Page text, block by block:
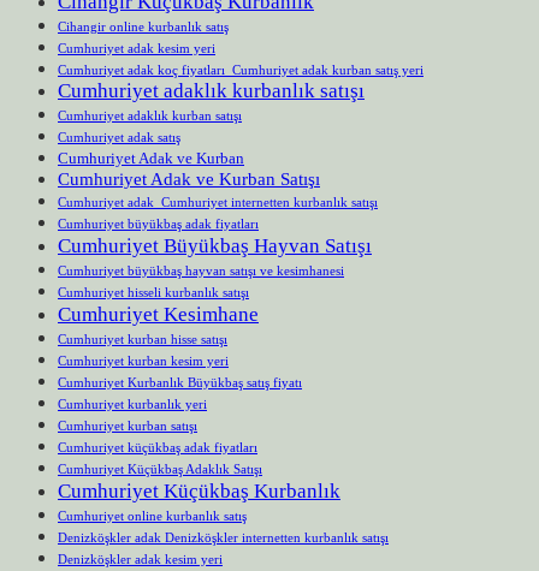
Cihangir online kurbanlık satış
Cumhuriyet adak kesim yeri
Cumhuriyet adak koç fiyatları Cumhuriyet adak kurban satış yeri
Cumhuriyet adaklık kurbanlık satışı
Cumhuriyet adaklık kurban satışı
Cumhuriyet adak satış
Cumhuriyet Adak ve Kurban
Cumhuriyet Adak ve Kurban Satışı
Cumhuriyet adak Cumhuriyet internetten kurbanlık satışı
Cumhuriyet büyükbaş adak fiyatları
Cumhuriyet Büyükbaş Hayvan Satışı
Cumhuriyet büyükbaş hayvan satışı ve kesimhanesi
Cumhuriyet hisseli kurbanlık satışı
Cumhuriyet Kesimhane
Cumhuriyet kurban hisse satışı
Cumhuriyet kurban kesim yeri
Cumhuriyet Kurbanlık Büyükbaş satış fiyatı
Cumhuriyet kurbanlık yeri
Cumhuriyet kurban satışı
Cumhuriyet küçükbaş adak fiyatları
Cumhuriyet Küçükbaş Adaklık Satışı
Cumhuriyet Küçükbaş Kurbanlık
Cumhuriyet online kurbanlık satış
Denizköşkler adak Denizköşkler internetten kurbanlık satışı
Denizköşkler adak kesim yeri